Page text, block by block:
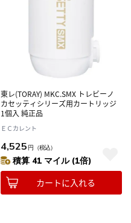
東レ(TORAY) MKC.SMX トレビーノ
カセッティシリーズ用カートリッジ
1個入 純正品
ＥＣカレント
4,525 円 （税込）
積算 41 マイル (1倍)
カートに入れる